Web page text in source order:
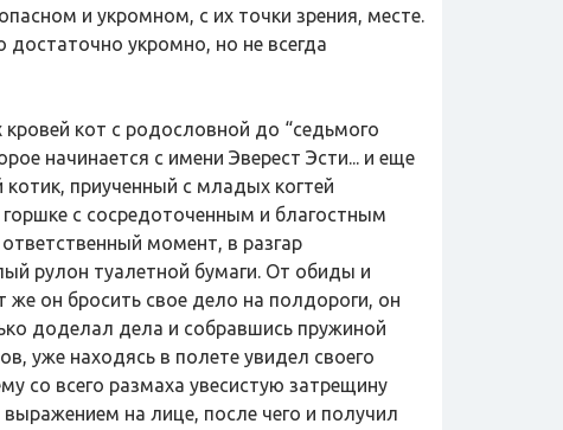
и укромном, с их точки зрения, месте.
укромно, но не всегда
кот с родословной до “седьмого
начинается с имени Эверест Эсти... и еще
приученный с младых когтей
с сосредоточенным и благостным
момент, в разгар
рулон туалетной бумаги. От обиды и
он бросить свое дело на полдороги, он
доделал дела и собравшись пружиной
уже находясь в полете увидел своего
со всего размаха увесистую затрещину
на лице, после чего и получил